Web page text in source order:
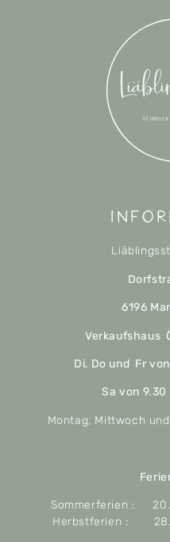
6196
Verkaufshaus
Di, Do und Fr
Sa von
Montag, Mittwoch
Sommerferien :
Herbstferien :